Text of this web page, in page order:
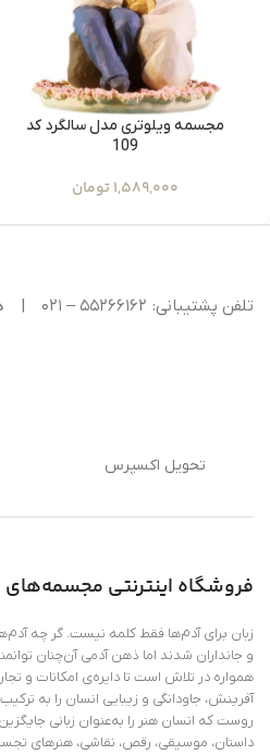
مجسمه ویلوتری مدل سالگرد کد
109
1,589,000تومان
تلفن پشتیبانی: ۵۵۲۶۶۱۶۲ – ۰۲۱ |
تحویل اکسپرس
فروشگاه اینترنتی مجسمه‌های
زبان برای آدم‌ها فقط کلمه نیست. گر چه
و جانداران شدند اما ذهن آدمی آن‌چنان
همواره در تلاش است تا دایره‌ی امکانات و
آفرینش، جاودانگی و زیبایی انسان را به
روست که انسان هنر را به‌عنوان زبانی
داستان، موسیقی، رقص، نقاشی، هنرهای